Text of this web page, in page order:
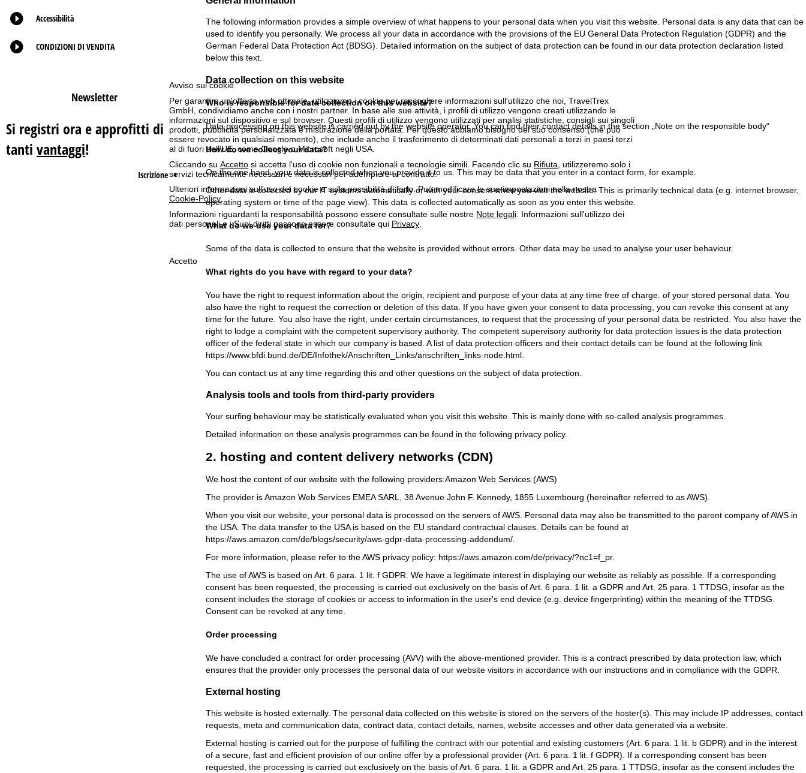
Avviso sui cookie
Per garantire un'offerta web ottimale, utilizziamo i cookie per raccogliere informazioni sull'utilizzo che noi, TravelTrex
GmbH, condividiamo anche con i nostri partner. In base alle sue attività, i profili di utilizzo vengono creati utilizzando le
informazioni sul dispositivo e sul browser. Questi profili di utilizzo vengono utilizzati per analisi statistiche, consigli sui singoli
prodotti, pubblicità personalizzata e misurazione della portata. Per questo abbiamo bisogno del suo consenso (che può
essere revocato in qualsiasi momento), che include anche il trasferimento di determinati dati personali a terzi in paesi terzi
al di fuori dell'UE, come Google o Microsoft negli USA.
Cliccando su Accetto si accetta l'uso di cookie non funzionali e tecnologie simili. Facendo clic su Rifiuta, utilizzeremo solo i
servizi tecnicamente necessari e necessari per adempiere al contratto.
Ulteriori informazioni sull'uso dei cookie e sulla possibilità di farlo. Può modificare le sue impostazioni nella nostra
Cookie-Policy
Informazioni riguardanti la responsabilità possono essere consultate sulle nostre Note legali . Informazioni sull'utilizzo dei
dati personali e i Suoi diritti possono essere consultate qui Privacy
Accetto
Accessibilità
CONDIZIONI DI VENDITA
Newsletter
Si registri ora e approfitti di
tanti vantaggi!
Iscrizione
p
a
The following information provides a simple overview of what happens to your personal data when you visit this website. Personal data is any data that can be
used to identify you personally. We process all your data in accordance with the provisions of the EU General Data Protection Regulation (GDPR) and the
German Federal Data Protection Act (BDSG). Detailed information on the subject of data protection can be found in our data protection declaration listed
below this text.
Data collection on this website
Who is responsible for data collection on this website?
Data processing on this website is carried out by the website operator. You can find their contact details in the section „Note on the responsible body“
How do we collect your data?
On the one hand, your data is collected when you provide it to us. This may be data that you enter in a contact form, for example.
Other data is collected by our IT systems automatically or with your consent when you visit the website. This is primarily technical data (e.g. internet browser,
operating system or time of the page view). This data is collected automatically as soon as you enter this website.
What do we use your data for?
Some of the data is collected to ensure that the website is provided without errors. Other data may be used to analyse your user behaviour.
What rights do you have with regard to your data?
You have the right to request information about the origin, recipient and purpose of your data at any time free of charge. of your stored personal data. You
also have the right to request the correction or deletion of this data. If you have given your consent to data processing, you can revoke this consent at any
time for the future. You also have the right, under certain circumstances, to request that the processing of your personal data be restricted. You also have the
right to lodge a complaint with the competent supervisory authority. The competent supervisory authority for data protection issues is the data protection
officer of the federal state in which our company is based. A list of data protection officers and their contact details can be found at the following link
https://www.bfdi.bund.de/DE/Infothek/Anschriften_Links/anschriften_links-node.html.
You can contact us at any time regarding this and other questions on the subject of data protection.
Analysis tools and tools from third-party providers
Your surfing behaviour may be statistically evaluated when you visit this website. This is mainly done with so-called analysis programmes.
Detailed information on these analysis programmes can be found in the following privacy policy.
2. hosting and content delivery networks (CDN)
We host the content of our website with the following providers:Amazon Web Services (AWS)
The provider is Amazon Web Services EMEA SARL, 38 Avenue John F. Kennedy, 1855 Luxembourg (hereinafter referred to as AWS).
When you visit our website, your personal data is processed on the servers of AWS. Personal data may also be transmitted to the parent company of AWS in
the USA. The data transfer to the USA is based on the EU standard contractual clauses. Details can be found at
https://aws.amazon.com/de/blogs/security/aws-gdpr-data-processing-addendum/.
For more information, please refer to the AWS privacy policy: https://aws.amazon.com/de/privacy/?nc1=f_pr.
The use of AWS is based on Art. 6 para. 1 lit. f GDPR. We have a legitimate interest in displaying our website as reliably as possible. If a corresponding
consent has been requested, the processing is carried out exclusively on the basis of Art. 6 para. 1 lit. a GDPR and Art. 25 para. 1 TTDSG, insofar as the
consent includes the storage of cookies or access to information in the user's end device (e.g. device fingerprinting) within the meaning of the TTDSG.
Consent can be revoked at any time.
Order processing
We have concluded a contract for order processing (AVV) with the above-mentioned provider. This is a contract prescribed by data protection law, which
ensures that the provider only processes the personal data of our website visitors in accordance with our instructions and in compliance with the GDPR.
External hosting
This website is hosted externally. The personal data collected on this website is stored on the servers of the hoster(s). This may include IP addresses, contact
requests, meta and communication data, contract data, contact details, names, website accesses and other data generated via a website.
External hosting is carried out for the purpose of fulfilling the contract with our potential and existing customers (Art. 6 para. 1 lit. b GDPR) and in the interest
of a secure, fast and efficient provision of our online offer by a professional provider (Art. 6 para. 1 lit. f GDPR). If a corresponding consent has been
requested, the processing is carried out exclusively on the basis of Art. 6 para. 1 lit. a GDPR and Art. 25 para. 1 TTDSG, insofar as the consent includes the